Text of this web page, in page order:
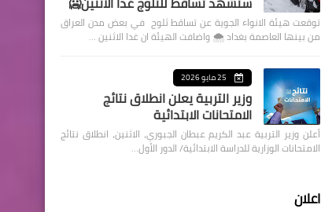
توقعت هيئة الانواء الجوية عن تساقط ثلوج في بعض مدن العراق
من بينها العاصمة بغداد ⁦🌨️⁩ واضافت الهيئة ان غدا الاثنين …
25 مايو 2026
وزير التربية يعلن انطلاق نتائج
الامتحانات الابتدائية
أعلن وزير التربية عبد الكريم عبطان الجبوري، الاثنين، انطلاق نتائج
الامتحانات الوزارية للدراسة الابتدائية/ الدور الأول…
اعلان